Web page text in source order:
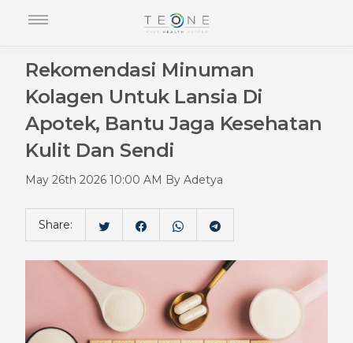
Rekomendasi Minuman
Kolagen Untuk Lansia Di
Apotek, Bantu Jaga Kesehatan
Kulit Dan Sendi
May 26th 2026 10:00 AM By Adetya
Share: